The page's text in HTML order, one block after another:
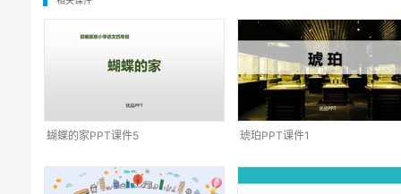
蝴蝶的家PPT课件5 琥珀PPT课件1